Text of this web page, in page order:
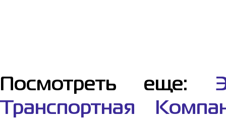
Посмотреть еще:
Транспортная